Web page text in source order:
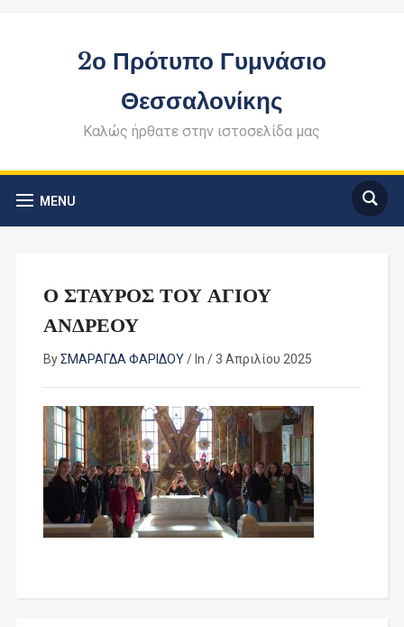
2ο Πρότυπο Γυμνάσιο
Θεσσαλονίκης
Καλώς ήρθατε στην ιστοσελίδα μας
MENU
Ο ΣΤΑΥΡΟΣ ΤΟΥ ΑΓΙΟΥ
ΑΝΔΡΕΟΥ
ByΣΜΑΡΑΓΔΑ ΦΑΡΙΔΟΥ/ In /3 Απριλίου 2025